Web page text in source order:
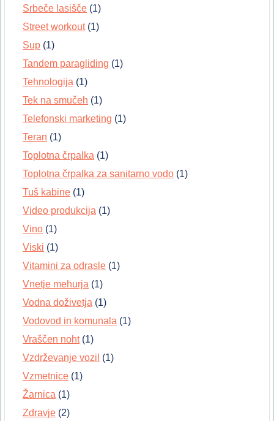
Srbeče lasišče (1)
Street workout(1)
Sup (1)
Tandem paragliding (1)
Tehnologija (1)
Tek na smučeh (1)
Telefonski marketing (1)
Teran (1)
Toplotna črpalka (1)
Toplotna črpalka za sanitarno vodo (1)
Tuš kabine (1)
Video produkcija (1)
Vino (1)
Viski (1)
Vitamini za odrasle (1)
Vnetje mehurja (1)
Vodna doživetja (1)
Vodovod in komunala (1)
Vraščen noht(1)
Vzdrževanje vozil (1)
Vzmetnice (1)
Žarnica (1)
Zdravje (2)